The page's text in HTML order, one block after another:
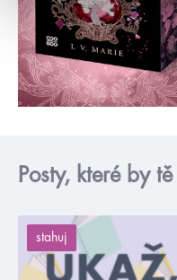
Posty, které by
stahuj